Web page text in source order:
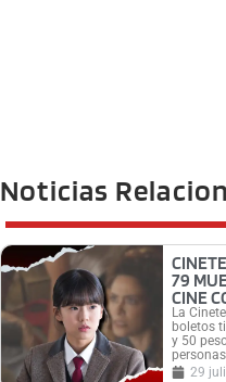
Noticias
79
CINE
La
boletos
y 50
29